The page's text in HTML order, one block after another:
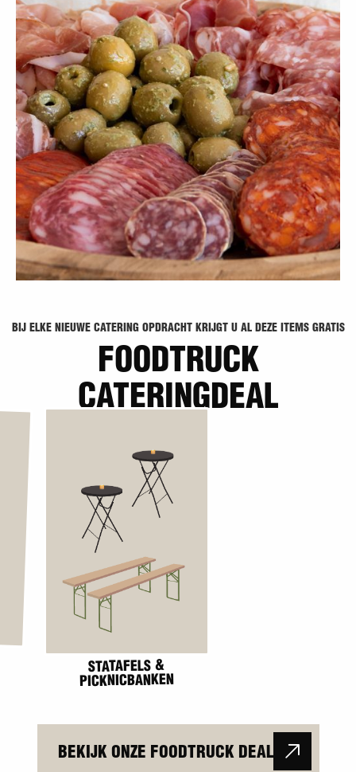
BIJ ELKE NIEUWE CATERING OPDRACHT KRIJGT U AL DEZE ITEMS GRATIS
FOODTRUCK
CATERINGDEAL
LICHT & GELUID
BEKIJK ONZE FOODTRUCK DEAL